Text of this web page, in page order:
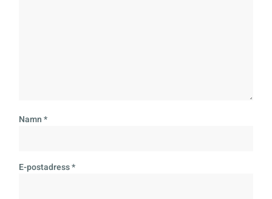
Namn*
E-postadress*